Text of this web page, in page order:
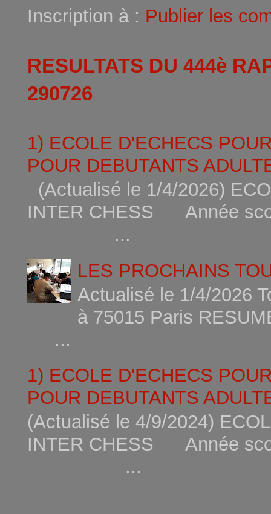
Inscription à : Publier les
RESULTATS DU 444è
290726
1) ECOLE D'ECHECS
POUR DEBUTANTS
(Actualisé le 1/4/2026)
INTER CHESS Année
...
LES PROCHAINS
Actualisé le 1/4/2026
à 75015
...
1) ECOLE D'ECHECS
POUR DEBUTANTS
(Actualisé le 4/9/2024)
INTER CHESS Année
...